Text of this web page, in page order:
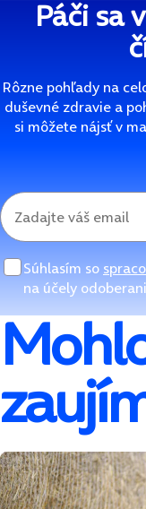
Páči sa
Rôzne pohľady na
duševné zdravie a
si môžete nájsť v
Súhlasím so
na účely